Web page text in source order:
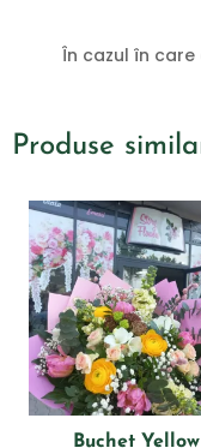
În cazul în
Produse
Buchet Yellow